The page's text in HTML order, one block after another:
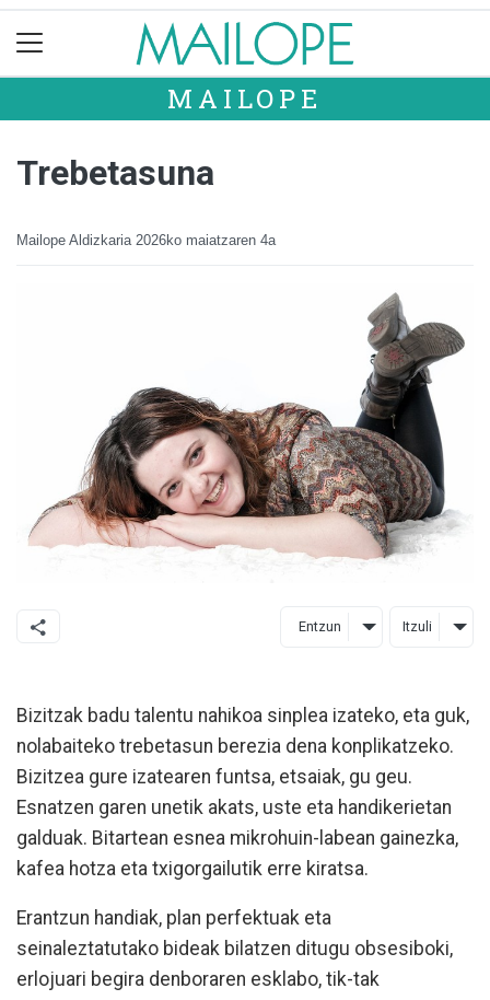
MAILOPE
Trebetasuna
Mailope Aldizkaria 2026ko maiatzaren 4a
Entzun Itzuli
Bizitzak badu talentu nahikoa sinplea izateko, eta guk,
nolabaiteko trebetasun berezia dena konplikatzeko.
Bizitzea gure izatearen funtsa, etsaiak, gu geu.
Esnatzen garen unetik akats, uste eta handikerietan
galduak. Bitartean esnea mikrohuin-labean gainezka,
kafea hotza eta txigorgailutik erre kiratsa.
Erantzun handiak, plan perfektuak eta
seinaleztatutako bideak bilatzen ditugu obsesiboki,
erlojuari begira denboraren esklabo, tik-tak